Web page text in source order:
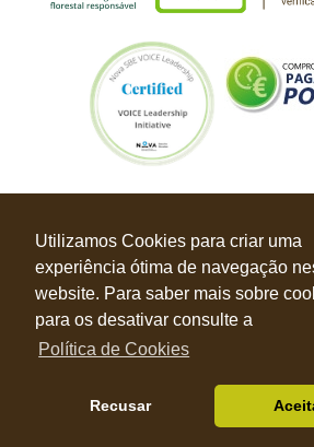
Utilizamos Cookies para criar uma
experiência ótima de navegação
website. Para saber mais sobre
para os desativar consulte a
Política de Cookies
Recusar
Política de Cookies |
© Balbino & Faustino 2026 Todos os